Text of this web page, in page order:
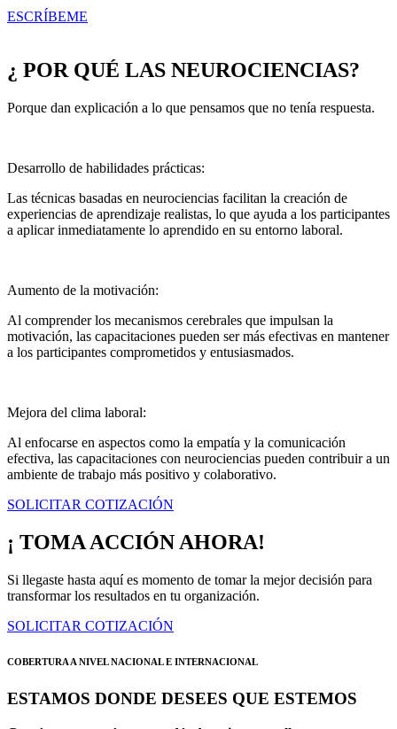
ESCRÍBEME
¿ POR QUÉ LAS NEUROCIENCIAS?
Porque dan explicación a lo que pensamos que no tenía respuesta.
Desarrollo de habilidades prácticas:
Las técnicas basadas en neurociencias facilitan la creación de
experiencias de aprendizaje realistas, lo que ayuda a los participantes
a aplicar inmediatamente lo aprendido en su entorno laboral.
Aumento de la motivación:
Al comprender los mecanismos cerebrales que impulsan la
motivación, las capacitaciones pueden ser más efectivas en mantener
a los participantes comprometidos y entusiasmados.
Mejora del clima laboral:
Al enfocarse en aspectos como la empatía y la comunicación
efectiva, las capacitaciones con neurociencias pueden contribuir a un
ambiente de trabajo más positivo y colaborativo.
SOLICITAR COTIZACIÓN
¡ TOMA ACCIÓN AHORA!
Si llegaste hasta aquí es momento de tomar la mejor decisión para
transformar los resultados en tu organización.
SOLICITAR COTIZACIÓN
COBERTURA A NIVEL NACIONAL E INTERNACIONAL
ESTAMOS DONDE DESEES QUE ESTEMOS